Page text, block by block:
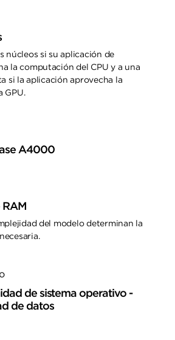
núcleos si su aplicación de
la computación del CPU y a una
si la aplicación aprovecha la
GPU.
A4000
RAM
del modelo determinan la
de sistema operativo -
de datos